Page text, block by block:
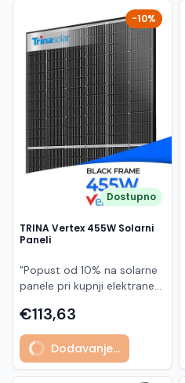
MK Македонски
-10%
Dostupno
TRINA Vertex 455W Solarni
Paneli
"Popust od 10% na solarne
panele pri kupnji elektrane
Model TSM-455NEG9R.28
predstavlja napredni
glass/glass N-type solarni
modul s visokom
učinkovitošću, dugim
€113,63
Dodavanje...